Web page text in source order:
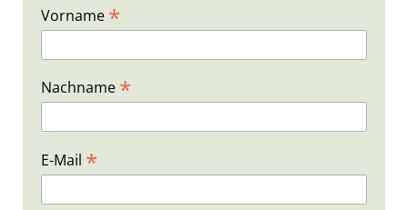
Vorname *
Nachname *
E-Mail *